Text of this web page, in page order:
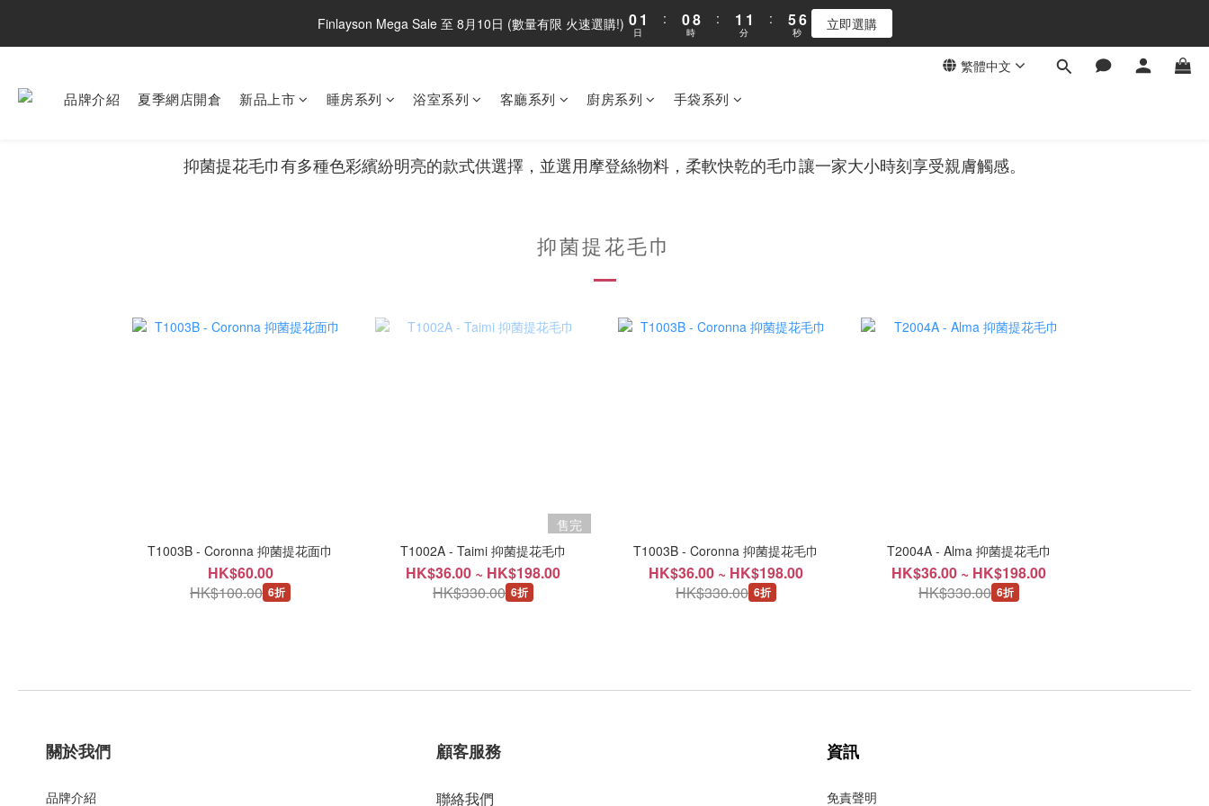
Finlayson Mega Sale 至 8月10日 (數量有限 火速選購!) 01
0
日
:
08
7
4
1
0
時
:
1
0
1
0
分
:
5
4
6
5
秒 立即選購
繁體中文
品牌介紹 夏季網店開倉 新品上市 睡房系列 浴室系列 客廳系列 廚房系列 手袋系列
抑菌提花毛巾有多種色彩繽紛明亮的款式供選擇，並選用摩登絲物料，柔軟快乾的毛巾讓一家大小時刻享受親膚觸感。
抑菌提花毛巾
T1003B - Coronna 抑菌提花面巾
HK$60.00
HK$100.00 6折
售完
T1002A - Taimi 抑菌提花毛巾
HK$36.00 ~ HK$198.00
HK$330.00 6折
T1003B - Coronna 抑菌提花毛巾
HK$36.00 ~ HK$198.00
HK$330.00 6折
T2004A - Alma 抑菌提花毛巾
HK$36.00 ~ HK$198.00
HK$330.00 6折
關於我們
品牌介紹
顧客服務
聯絡我們
資訊
免責聲明